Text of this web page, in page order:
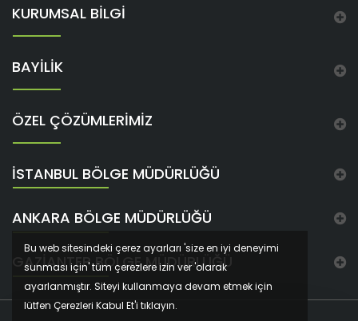
KURUMSAL BİLGİ
BAYİLİK
ÖZEL ÇÖZÜMLERİMİZ
İSTANBUL BÖLGE MÜDÜRLÜĞÜ
ANKARA BÖLGE MÜDÜRLÜĞÜ
GAZIANTEP BÖLGE MÜDÜRLÜĞÜ
Bu web sitesindeki çerez ayarları 'size en iyi deneyimi
sunması için' tüm çerezlere izin ver 'olarak
ayarlanmıştır. Siteyi kullanmaya devam etmek için
lütfen Çerezleri Kabul Et'i tıklayın.